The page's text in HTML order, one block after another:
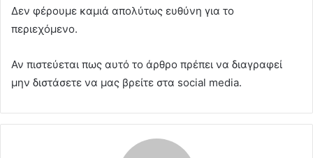
Δεν φέρουμε καμιά απολύτως ευθύνη για το
περιεχόμενο.
Αν πιστεύεται πως αυτό το άρθρο πρέπει να διαγραφεί
μην διστάσετε να μας βρείτε στα social media.